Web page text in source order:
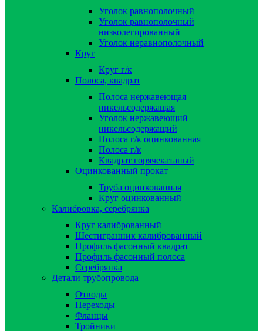
Уголок равнополочный
Уголок равнополочный
низколегированный
Уголок неравнополочный
Круг
Круг г/к
Полоса, квадрат
Полоса нержавеющая
никельсодержащая
Уголок нержавеющий
никельсодержащий
Полоса г/к оцинкованная
Полоса г/к
Квадрат горячекатаный
Оцинкованный прокат
Труба оцинкованная
Круг оцинкованный
Калибровка, серебрянка
Круг калиброванный
Шестигранник калиброванный
Профиль фасонный квадрат
Профиль фасонный полоса
Серебрянка
Детали трубопровода
Отводы
Переходы
Фланцы
Тройники